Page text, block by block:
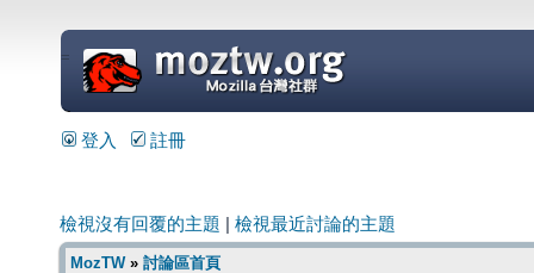
=
登入 註冊
檢視沒有回覆的主題 檢視最近討論的主題
MozTW» 討論區首頁